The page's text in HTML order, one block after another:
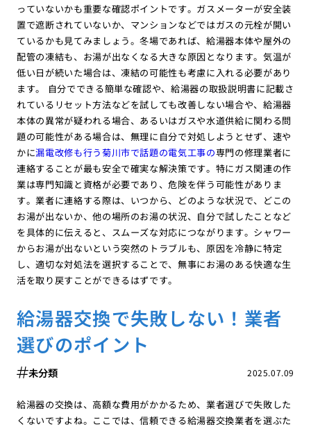
っていないかも重要な確認ポイントです。ガスメーターが安全装
置で遮断されていないか、マンションなどではガスの元栓が開い
ているかも見てみましょう。冬場であれば、給湯器本体や屋外の
配管の凍結も、お湯が出なくなる大きな原因となります。気温が
低い日が続いた場合は、凍結の可能性も考慮に入れる必要があり
ます。 自分でできる簡単な確認や、給湯器の取扱説明書に記載さ
れているリセット方法などを試しても改善しない場合や、給湯器
本体の異常が疑われる場合、あるいはガスや水道供給に関わる問
題の可能性がある場合は、無理に自分で対処しようとせず、速や
かに漏電改修も行う菊川市で話題の電気工事の専門の修理業者に
連絡することが最も安全で確実な解決策です。特にガス関連の作
業は専門知識と資格が必要であり、危険を伴う可能性がありま
す。業者に連絡する際は、いつから、どのような状況で、どこの
お湯が出ないか、他の場所のお湯の状況、自分で試したことなど
を具体的に伝えると、スムーズな対応につながります。シャワー
からお湯が出ないという突然のトラブルも、原因を冷静に特定
し、適切な対処法を選択することで、無事にお湯のある快適な生
活を取り戻すことができるはずです。
給湯器交換で失敗しない！業者
選びのポイント
2025.07.09
未分類
給湯器の交換は、高額な費用がかかるため、業者選びで失敗した
くないですよね。ここでは、信頼できる給湯器交換業者を選ぶた